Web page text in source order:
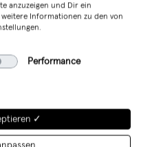
Label aus
grafische und
Leben noch
in Germany!
anzuzeigen und Dir ein
Informationen zu den von
Performance
✓